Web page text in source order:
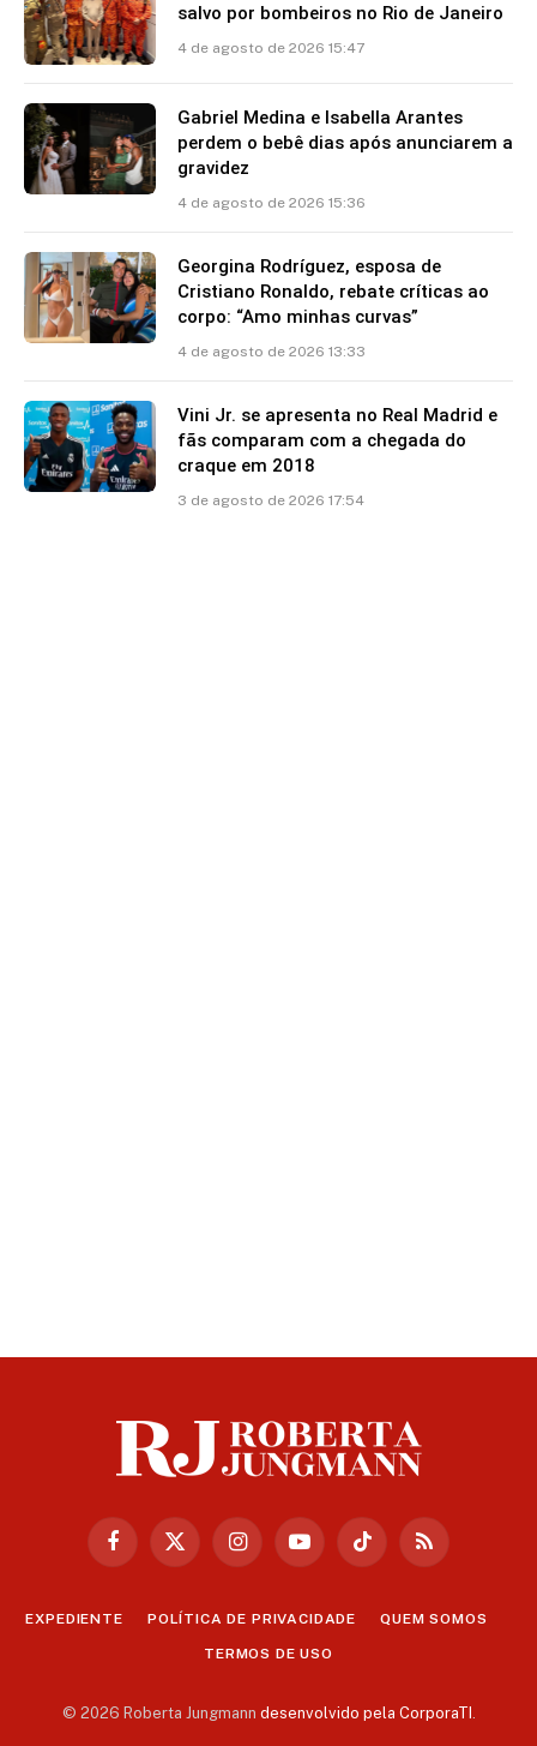
salvo por bombeiros no Rio de Janeiro
4 de agosto de 2026 15:47
Gabriel Medina e Isabella Arantes
perdem o bebê dias após anunciarem a
gravidez
4 de agosto de 2026 15:36
Georgina Rodríguez, esposa de
Cristiano Ronaldo, rebate críticas ao
corpo: “Amo minhas curvas”
4 de agosto de 2026 13:33
Vini Jr. se apresenta no Real Madrid e
fãs comparam com a chegada do
craque em 2018
3 de agosto de 2026 17:54
Facebook
X
InstagramYouTubeTikTok RSS
EXPEDIENTE POLÍTICA DE PRIVACIDADE QUEM SOMOS
TERMOS DE USO
© 2026 Roberta Jungmann desenvolvido pela CorporaTI